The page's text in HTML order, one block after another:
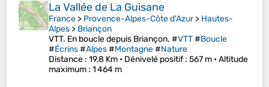
La Vallée de La Guisane
France > Provence-Alpes-Côte d'Azur> Hautes-
Alpes > Briançon
VTT. En boucle depuis Briançon. #VTT#Boucle
#Écrins#Alpes#Montagne#Nature
Distance : 19,8 Km • Dénivelé positif: 567 m •Altitude
maximum : 1 464 m